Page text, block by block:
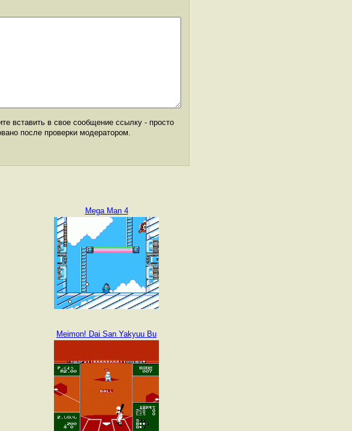
вставить в свое сообщение ссылку - просто
после проверки модератором.
Mega Man 4
Meimon! Dai San Yakyuu Bu